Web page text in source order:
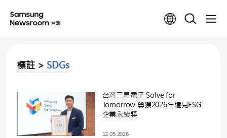
標註 > SDGs
台灣三星電子 Solve for
Tomorrow 榮獲2026年遠見ESG
企業永續獎
12.05.2026